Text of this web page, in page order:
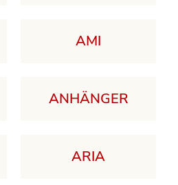
AMI
ANHÄNGER
ARIA